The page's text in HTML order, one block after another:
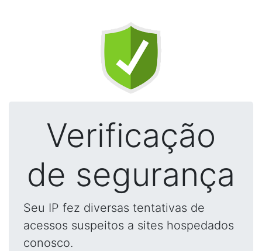
Verificação
de segurança
Seu IP fez diversas tentativas de
acessos suspeitos a sites hospedados
conosco.